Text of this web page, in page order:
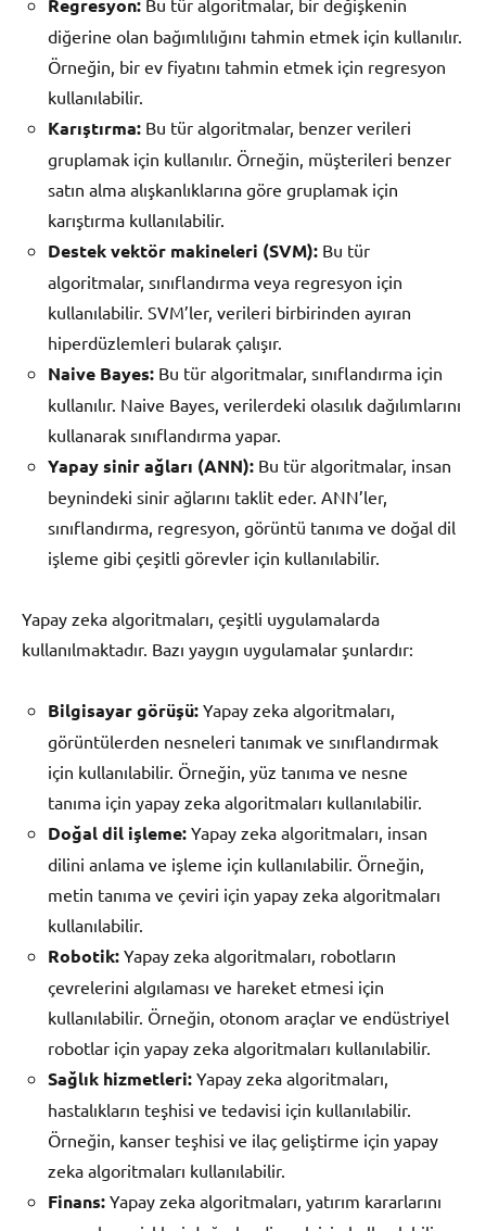
Regresyon:
diğerine olan bağımlılığını tahmin etmek için kullanılır.
Örneğin, bir ev fiyatını tahmin etmek için regresyon
kullanılabilir.
Karıştırma: Bu tür algoritmalar, benzer verileri
gruplamak için kullanılır. Örneğin, müşterileri benzer
satın alma alışkanlıklarına göre gruplamak için
karıştırma kullanılabilir.
Destek vektör makineleri (SVM): Bu tür
algoritmalar, sınıflandırma veya regresyon için
kullanılabilir. SVM’ler, verileri birbirinden ayıran
hiperdüzlemleri bularak çalışır.
Naive Bayes: Bu tür algoritmalar, sınıflandırma için
kullanılır. Naive Bayes, verilerdeki olasılık dağılımlarını
kullanarak sınıflandırma yapar.
Yapay sinir ağları (ANN): Bu tür algoritmalar, insan
beynindeki sinir ağlarını taklit eder. ANN’ler,
sınıflandırma, regresyon, görüntü tanıma ve doğal dil
işleme gibi çeşitli görevler için kullanılabilir.
Yapay zeka algoritmaları, çeşitli uygulamalarda
kullanılmaktadır. Bazı yaygın uygulamalar şunlardır:
Bilgisayar görüşü: Yapay zeka algoritmaları,
görüntülerden nesneleri tanımak ve sınıflandırmak
için kullanılabilir. Örneğin, yüz tanıma ve nesne
tanıma için yapay zeka algoritmaları kullanılabilir.
Doğal dil işleme: Yapay zeka algoritmaları, insan
dilini anlama ve işleme için kullanılabilir. Örneğin,
metin tanıma ve çeviri için yapay zeka algoritmaları
kullanılabilir.
Robotik: Yapay zeka algoritmaları, robotların
çevrelerini algılaması ve hareket etmesi için
kullanılabilir. Örneğin, otonom araçlar ve endüstriyel
robotlar için yapay zeka algoritmaları kullanılabilir.
Sağlık hizmetleri: Yapay zeka algoritmaları,
hastalıkların teşhisi ve tedavisi için kullanılabilir.
Örneğin, kanser teşhisi ve ilaç geliştirme için yapay
zeka algoritmaları kullanılabilir.
Finans: Yapay zeka algoritmaları, yatırım kararlarını